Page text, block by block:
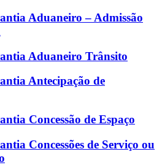
Aduaneiro – Admissão
Aduaneiro Trânsito
Antecipação de
Concessão de Espaço
Concessões de Serviço ou